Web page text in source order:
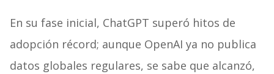
En su fase inicial, ChatGPT superó hitos de
adopción récord; aunque OpenAI ya no publica
datos globales regulares, se sabe que alcanzó,